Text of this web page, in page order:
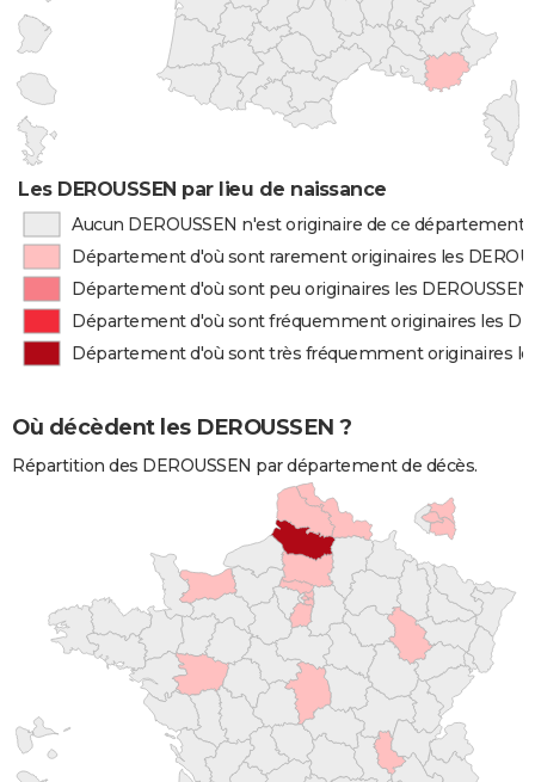
Les DEROUSSEN par lieu de naissance
Aucun DEROUSSEN n'est originaire de ce département
Département d'où sont rarement originaires les
Département d'où sont peu originaires les DEROUSSEN
Département d'où sont fréquemment originaires les
Département d'où sont très fréquemment originaires
Où décèdent les DEROUSSEN ?
Répartition des DEROUSSEN par département de décès.